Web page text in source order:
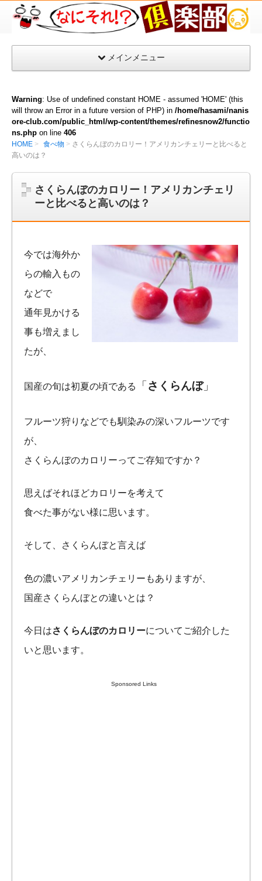
な
そ
部
メインメニュー
Warning: Use of undefined constant HOME - assumed 'HOME' (this
will throw an Error in a future version of PHP) in /home/hasami/nanis
ore-club.com/public_html/wp-content/themes/refinesnow2/functio
ns.php on line 406
HOME 食べ物
さくらんぼのカロリー！アメリカンチェリーと比べると
高いのは？
さくらんぼのカロリー！アメリカンチェリ
ーと比べると高いのは？
今では海外か
らの輸入もの
などで
通年見かける
事も増えまし
たが、
国産の旬は初夏の頃である 「 さくらんぼ」
フルーツ狩りなどでも馴染みの深いフルーツです
が、
さくらんぼのカロリーってご存知ですか？
思えばそれほどカロリーを考えて
食べた事がない様に思います。
そして、さくらんぼと言えば
色の濃いアメリカンチェリーもありますが、
国産さくらんぼとの違いとは？
今日はさくらんぼのカロリーについてご紹介した
いと思います。
Sponsored Links